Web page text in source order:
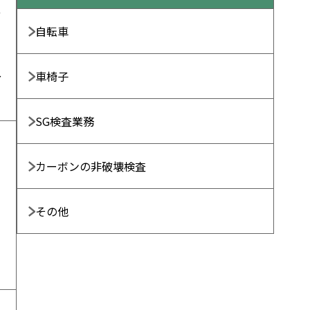
自転車
車椅子
SG検査業務
カーボンの非破壊検査
その他